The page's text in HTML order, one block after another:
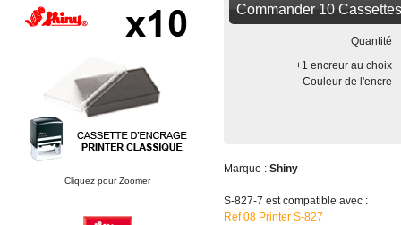
Cliquez pour Zoomer
Commander 10
Quantité
+1 encreur au choix
Couleur de l'encre
Marque : Shiny
S-827-7 est compatible avec :
Réf 08 Printer S-827